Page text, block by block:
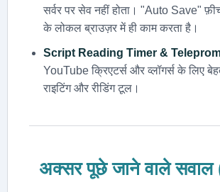
सर्वर पर सेव नहीं होता। "Auto Save"
के लोकल ब्राउज़र में ही काम करता है।
Script Reading Timer &
YouTube क्रिएटर्स और व्लॉगर्स के लिए
राइटिंग और रीडिंग टूल।
अक्सर पूछे जाने वाले